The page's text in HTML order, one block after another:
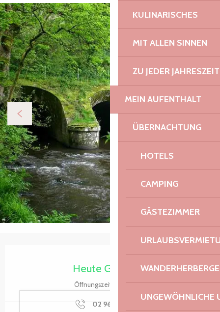
KULINARISCHES
MIT ALLEN SINNEN
ZU JEDER JAHRESZEIT
MEIN AUFENTHALT
ÜBERNACHTUNG
HOTELS
CAMPING
GÄSTEZIMMER
UNGEWÖHNLICHE
Heute Geöffnet
Öffnungszeiten ansehen
02 96 05 60